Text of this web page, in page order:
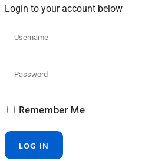
Login to your account below
Remember Me